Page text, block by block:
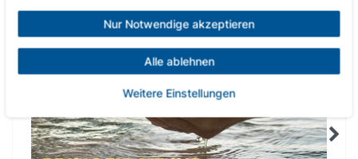
Nur Notwendige akzeptieren
Alle ablehnen
Weitere Einstellungen